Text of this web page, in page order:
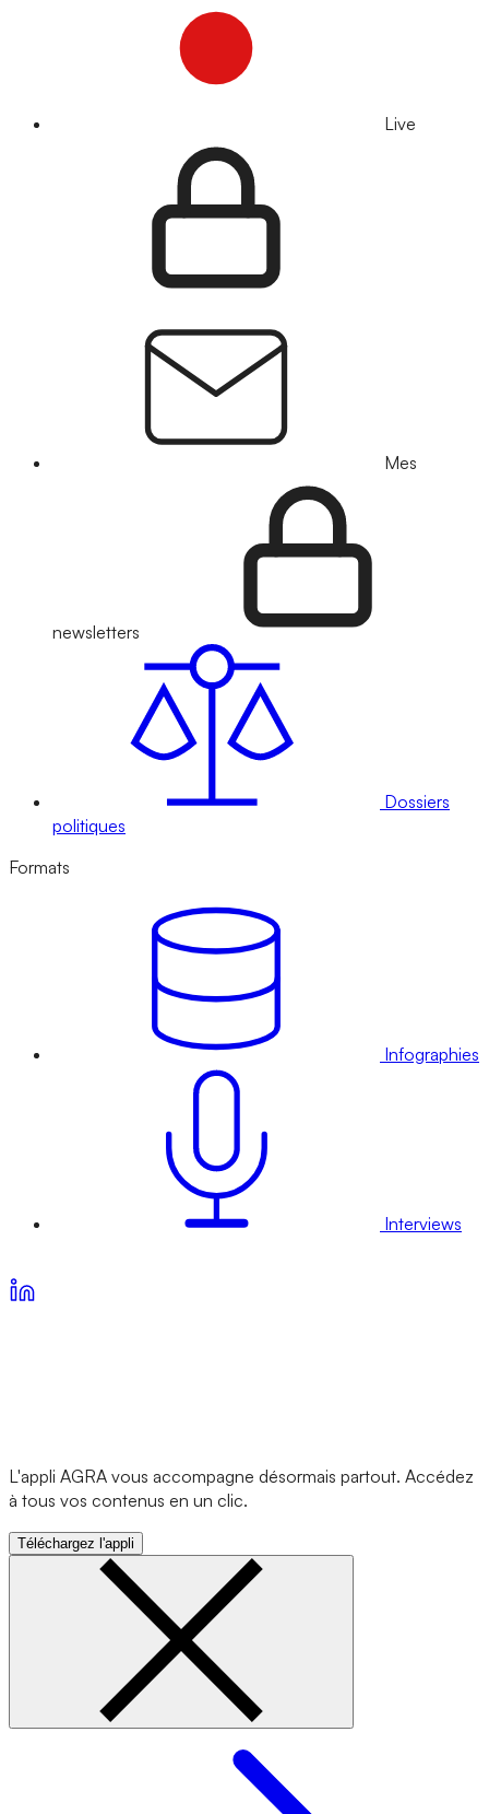
Live
Mes
newsletters
Dossiers
politiques
Formats
Infographies
Interviews
L'appli AGRA vous accompagne désormais partout. Accédez
à tous vos contenus en un clic.
Téléchargez l'appli